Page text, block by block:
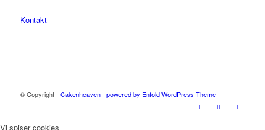
Kontakt
© Copyright - Cakenheaven- powered by Enfold WordPress Theme
Vi spiser cookies